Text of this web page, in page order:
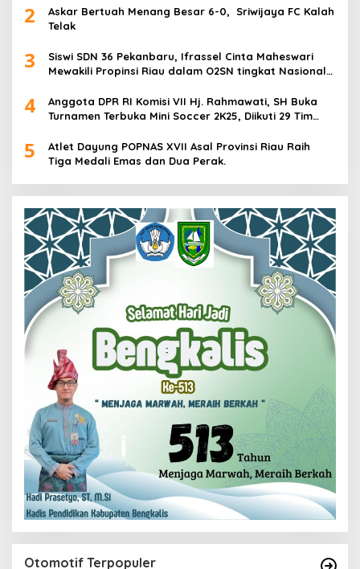
2
Askar Bertuah Menang Besar 6-0, Sriwijaya FC Kalah
Telak
3
Siswi SDN 36 Pekanbaru, Ifrassel Cinta Maheswari
Mewakili Propinsi Riau dalam O2SN tingkat Nasional
4
Anggota DPR RI Komisi VII Hj. Rahmawati, SH Buka
Turnamen Terbuka Mini Soccer 2K25, Diikuti 29 Tim
5
Atlet Dayung POPNAS XVII Asal Provinsi Riau Raih
Tiga Medali Emas dan Dua Perak.
Otomotif Terpopuler